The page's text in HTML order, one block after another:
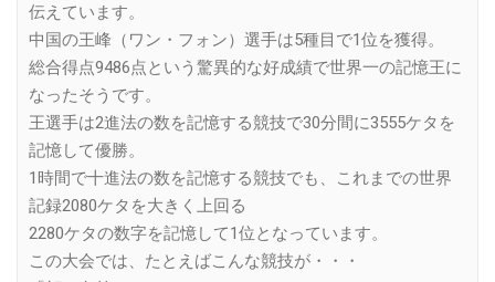
伝えています。
中国の王峰（ワン・フォン）選手は5種目で1位を獲得。
総合得点9486点という驚異的な好成績で世界一の記憶王に
なったそうです。
王選手は2進法の数を記憶する競技で30分間に3555ケタを
記憶して優勝。
1時間で十進法の数を記憶する競技でも、これまでの世界
記録2080ケタを大きく上回る
2280ケタの数字を記憶して1位となっています。
この大会では、たとえばこんな競技が・・・